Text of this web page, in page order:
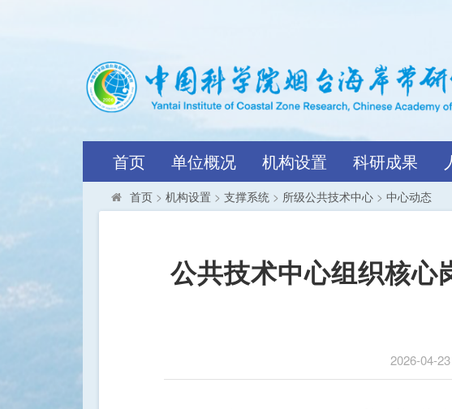
首页 单位概况 机构设置 科研成果
首页 > 机构设置 > 支撑系统 > 所级公共技术中心 > 中心动态
公共技术中心组织核心
2026-04-23